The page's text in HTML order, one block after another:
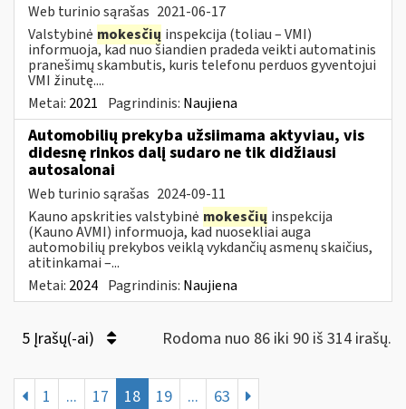
Web turinio sąrašas 2021-06-17
Valstybinė mokesčių inspekcija (toliau – VMI)
informuoja, kad nuo šiandien pradeda veikti automatinis
pranešimų skambutis, kuris telefonu perduos gyventojui
VMI žinutę....
Metai: 2021 Pagrindinis: Naujiena
Automobilių prekyba užsiimama aktyviau, vis
didesnę rinkos dalį sudaro ne tik didžiausi
autosalonai
Web turinio sąrašas 2024-09-11
Kauno apskrities valstybinė mokesčių inspekcija
(Kauno AVMI) informuoja, kad nuosekliai auga
automobilių prekybos veiklą vykdančių asmenų skaičius,
atitinkamai –...
Metai: 2024 Pagrindinis: Naujiena
5 Įrašų(-ai) Rodoma nuo 86 iki 90 iš 314 irašų.
1 ... 17 18 19 ... 63